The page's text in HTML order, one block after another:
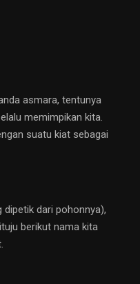
asmara, tentunya
memimpikan kita.
suatu kiat sebagai
dari pohonnya),
berikut nama kita